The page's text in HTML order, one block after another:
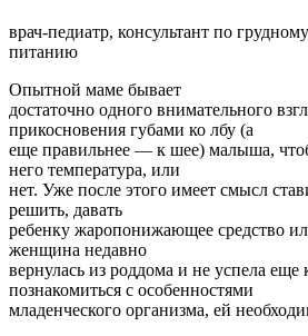
врач-педиатр, консультант по
питанию
Опытной маме бывает
достаточно одного внимательного
прикосновения губами ко лбу (а
еще правильнее — к шее) малыша,
него температура, или
нет. Уже после этого имеет смысл
решить, давать
ребенку жаропонижающее средство
женщина недавно
вернулась из роддома и не успела еще
познакомиться с особенностями
младенческого организма, ей